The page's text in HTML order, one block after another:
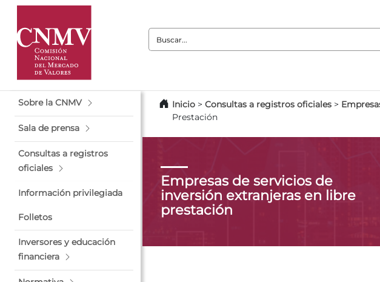
Buscar:
Sobre la CNMV
Sala de prensa
Consultas a registros
oficiales
Información privilegiada
Folletos
Inversores y educación
financiera
Inicio > Consultas a registros oficiales >
Prestación
Empresas de servicios de
inversión extranjeras en libre
prestación